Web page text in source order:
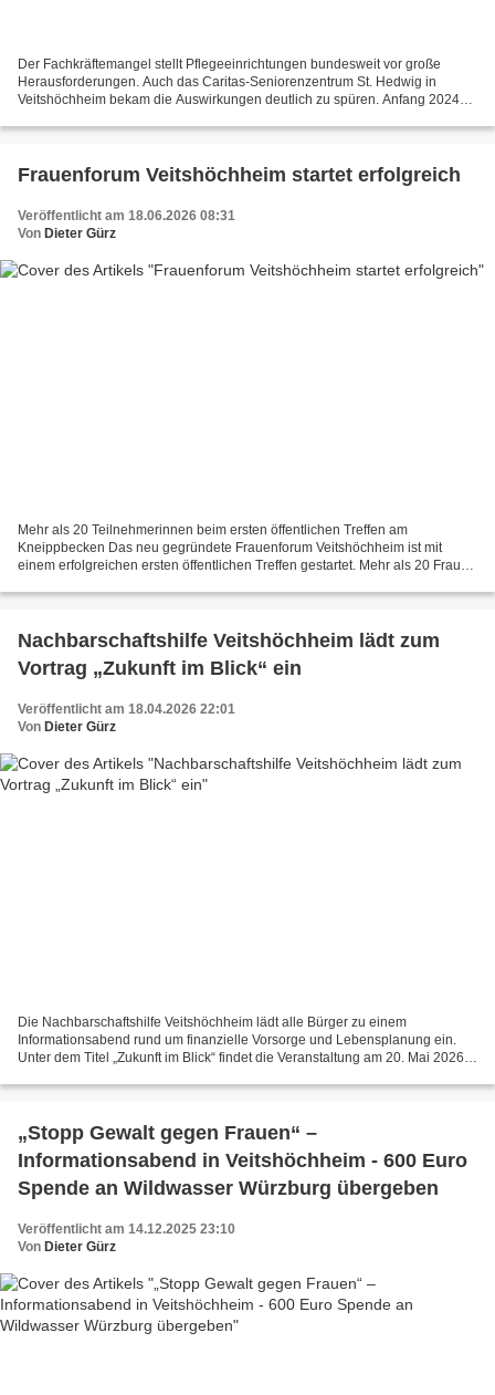
Der Fachkräftemangel stellt Pflegeeinrichtungen bundesweit vor große
Herausforderungen. Auch das Caritas-Seniorenzentrum St. Hedwig in
Veitshöchheim bekam die Auswirkungen deutlich zu spüren. Anfang 2024
Frauenforum Veitshöchheim startet erfolgreich
Veröffentlicht am 18.06.2026 08:31
Von Dieter Gürz
Mehr als 20 Teilnehmerinnen beim ersten öffentlichen Treffen am
Kneippbecken Das neu gegründete Frauenforum Veitshöchheim ist mit
einem erfolgreichen ersten öffentlichen Treffen gestartet. Mehr als 20 Frauen
Nachbarschaftshilfe Veitshöchheim lädt zum
Vortrag „Zukunft im Blick“ ein
Veröffentlicht am 18.04.2026 22:01
Von Dieter Gürz
Die Nachbarschaftshilfe Veitshöchheim lädt alle Bürger zu einem
Informationsabend rund um finanzielle Vorsorge und Lebensplanung ein.
Unter dem Titel „Zukunft im Blick“ findet die Veranstaltung am 20. Mai 2026
„Stopp Gewalt gegen Frauen“ –
Informationsabend in Veitshöchheim - 600 Euro
Spende an Wildwasser Würzburg übergeben
Veröffentlicht am 14.12.2025 23:10
Von Dieter Gürz